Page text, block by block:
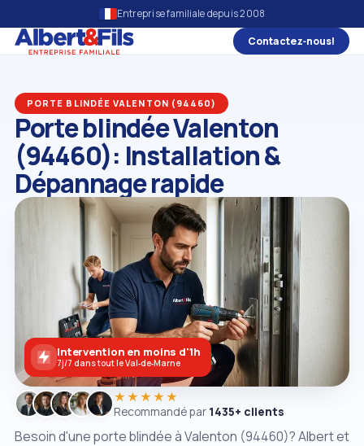
Entreprise familiale depuis 2008
Contactez‑nous!
PORTE BLINDÉE VALENTON (94460)
Porte blindée Valenton
(94460): Installation &
Dépannage rapide
Besoin d'une porte blindée à Valenton (94460)? Albert et
★★★★★
Recommandé par 1435+ clients
Intervention en moins d'1h
7j/7 dans tout le Val‑de‑Marne